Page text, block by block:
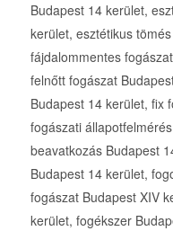
Budapest 14 kerület,
kerület, esztétikus
fájdalommentes
felnőtt fogászat
Budapest 14 kerület, fix
fogászati
beavatkozás Budapest
Budapest 14 kerület,
fogászat Budapest XIV
kerület, fogékszer